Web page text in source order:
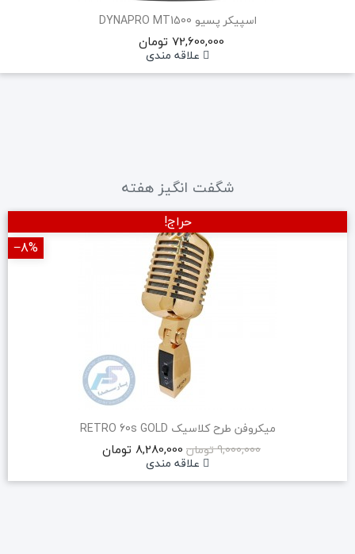
اسپیکر پسیو DYNAPRO MT1500
72,600,000 تومان
علاقه مندی
شگفت انگیز هفته
میکروفن طرح کلاسیک RETRO 60s GOLD
9,000,000 تومان
8,280,000 تومان
علاقه مندی
حراج!
‎−8%